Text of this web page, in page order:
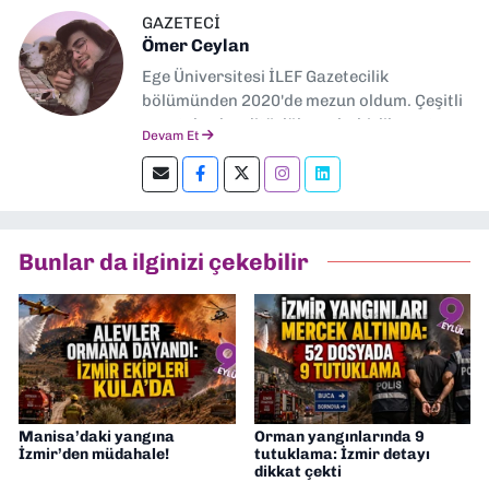
GAZETECİ
Ömer Ceylan
Ege Üniversitesi İLEF Gazetecilik
bölümünden 2020'de mezun oldum. Çeşitli
gazetelerde editörlük, muhabirlik yaptım.
editörlük yapıyorum.
Devam Et
Bunlar da ilginizi çekebilir
Manisa’daki yangına
İzmir’den müdahale!
Orman yangınlarında 9
tutuklama: İzmir detayı
dikkat çekti